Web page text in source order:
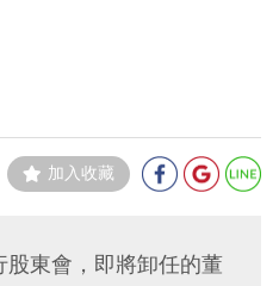
加入收藏
東會，即將卸任的董